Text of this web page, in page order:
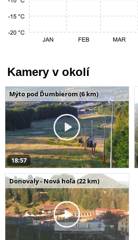
Kamery v okolí
Mýto pod Ďumbierom (6 km)
18:57
Donovaly - Nová hoľa (22 km)